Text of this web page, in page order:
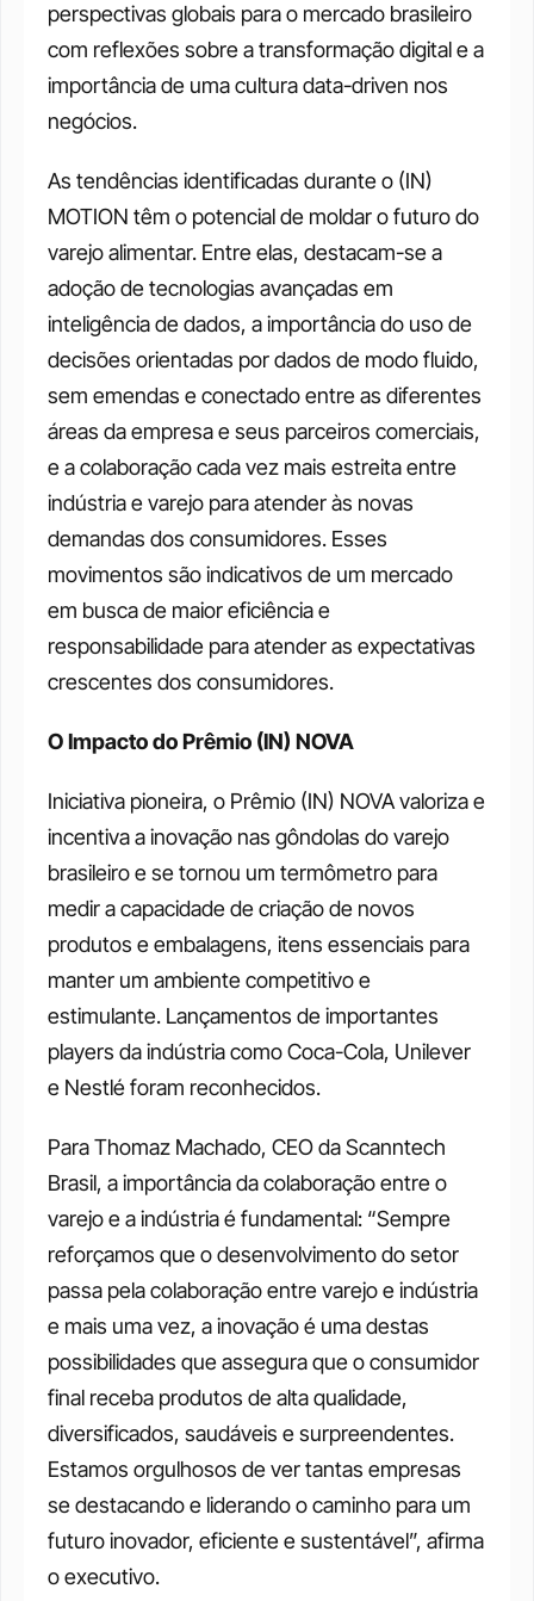
perspectivas globais para o mercado brasileiro
com reflexões sobre a transformação digital e a
importância de uma cultura data-driven nos
negócios.
As tendências identificadas durante o (IN)
MOTION têm o potencial de moldar o futuro do
varejo alimentar. Entre elas, destacam-se a
adoção de tecnologias avançadas em
inteligência de dados, a importância do uso de
decisões orientadas por dados de modo fluido,
sem emendas e conectado entre as diferentes
áreas da empresa e seus parceiros comerciais,
e a colaboração cada vez mais estreita entre
indústria e varejo para atender às novas
demandas dos consumidores. Esses
movimentos são indicativos de um mercado
em busca de maior eficiência e
responsabilidade para atender as expectativas
crescentes dos consumidores.
O Impacto do Prêmio (IN) NOVA
Iniciativa pioneira, o Prêmio (IN) NOVA valoriza e
incentiva a inovação nas gôndolas do varejo
brasileiro e se tornou um termômetro para
medir a capacidade de criação de novos
produtos e embalagens, itens essenciais para
manter um ambiente competitivo e
estimulante. Lançamentos de importantes
players da indústria como Coca-Cola, Unilever
e Nestlé foram reconhecidos.
Para Thomaz Machado, CEO da Scanntech
Brasil, a importância da colaboração entre o
varejo e a indústria é fundamental: “Sempre
reforçamos que o desenvolvimento do setor
passa pela colaboração entre varejo e indústria
e mais uma vez, a inovação é uma destas
possibilidades que assegura que o consumidor
final receba produtos de alta qualidade,
diversificados, saudáveis e surpreendentes.
Estamos orgulhosos de ver tantas empresas
se destacando e liderando o caminho para um
futuro inovador, eficiente e sustentável”, afirma
o executivo.